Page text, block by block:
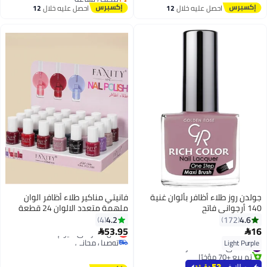
احصل عليه خلال12 توصيل مجانياحصل عليه خلال12
جولدن روز طلاء أظافر بألوان غنية
140 أرجواني فاتح
4.6
172
16
Light Purple
#29 في طلاء الأظافر
تم بيع +70 مؤخرًا
فانيتي مناكير طلاء أظافر الوان
ملهمة متعدد الالوان 24 قطعة
4.2
4
53.95
أقل سعر في 7 يوم
توصيل مجاني
أقل سعر في 7 يوم